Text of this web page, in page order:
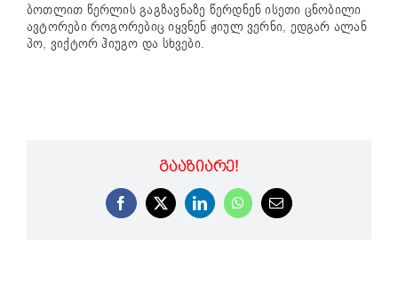
ბოთლით წერლის გაგზავნაზე წერდნენ ისეთი ცნობილი
ავტორები როგორებიც იყვნენ ჟიულ ვერნი, ედგარ ალან
პო, ვიქტორ ჰიუგო და სხვები.
ᲒᲐᲐᲖᲘᲐᲠᲔ!
Facebook
X LinkedInWhatsApp
Email